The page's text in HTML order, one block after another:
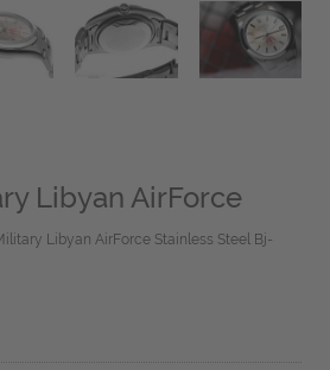
Libyan AirForce
Libyan AirForce Stainless Steel Bj-